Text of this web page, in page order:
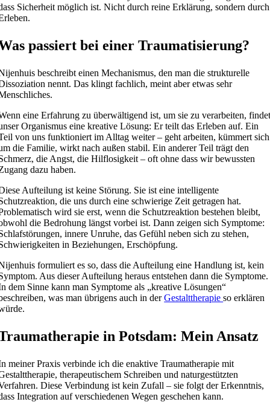
Sicherheit möglich ist. Nicht durch reine Erklärung, sondern durch
passiert bei einer Traumatisierung?
beschreibt einen Mechanismus, den man die strukturelle
nennt. Das klingt fachlich, meint aber etwas sehr
eine Erfahrung zu überwältigend ist, um sie zu verarbeiten,
Organismus eine kreative Lösung: Er teilt das Erleben auf. Ein
von uns funktioniert im Alltag weiter – geht arbeiten, kümmert sich
die Familie, wirkt nach außen stabil. Ein anderer Teil trägt den
die Angst, die Hilflosigkeit – oft ohne dass wir bewussten
dazu haben.
Aufteilung ist keine Störung. Sie ist eine intelligente
die uns durch eine schwierige Zeit getragen hat.
wird sie erst, wenn die Schutzreaktion bestehen bleibt,
die Bedrohung längst vorbei ist. Dann zeigen sich Symptome:
innere Unruhe, das Gefühl neben sich zu stehen,
in Beziehungen, Erschöpfung.
formuliert es so, dass die Aufteilung eine Handlung ist, kein
Aus dieser Aufteilung heraus entstehen dann die Symptome.
dem Sinne kann man Symptome als „kreative Lösungen“
was man übrigens auch in derGestalttherapieso erklären
in Potsdam: Mein Ansatz
meiner Praxis verbinde ich die enaktive Traumatherapie mit
therapeutischem Schreiben und naturgestützten
Diese Verbindung ist kein Zufall – sie folgt der Erkenntnis,
Integration auf verschiedenen Wegen geschehen kann.